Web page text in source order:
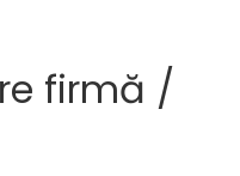
firmă /